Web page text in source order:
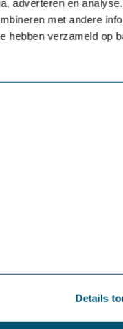
adverteren en
met andere
hebben verzameld op
Details
bij
en kies de